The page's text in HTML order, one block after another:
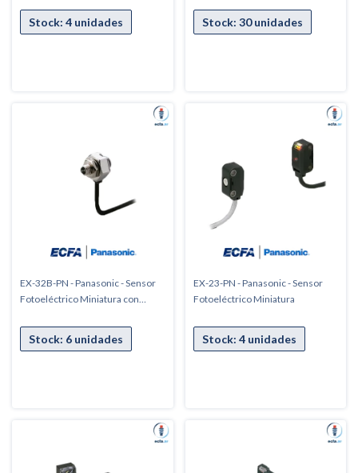
EX-32B-PN - Panasonic - Sensor
Fotoeléctrico Miniatura con
EX-23-PN - Panasonic - Sensor
Fotoeléctrico Miniatura